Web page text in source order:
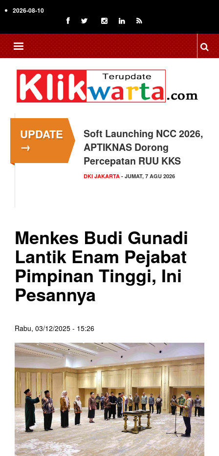
to
content
2026-08-10
UPDATE
→
Menkop Bawa Semangat
Koperasi ke Festival
Lembah Baliem Wamena
NASIONAL- JUMAT, 7 AGU 2026
Menkes Budi Gunadi
Lantik Enam Pejabat
Pimpinan Tinggi, Ini
Pesannya
Rabu, 03/12/2025 - 15:26